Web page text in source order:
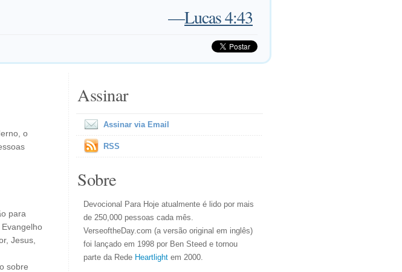
—Lucas 4:43
o
para
Jesus,
sobre
Assinar
Assinar via Email
RSS
Sobre
Devocional Para Hoje atualmente é lido por mais
de 250,000 pessoas cada mês.
VerseoftheDay.com (a versão original em inglês)
foi lançado em 1998 por Ben Steed e tornou
parte da Rede Heartlight em 2000.